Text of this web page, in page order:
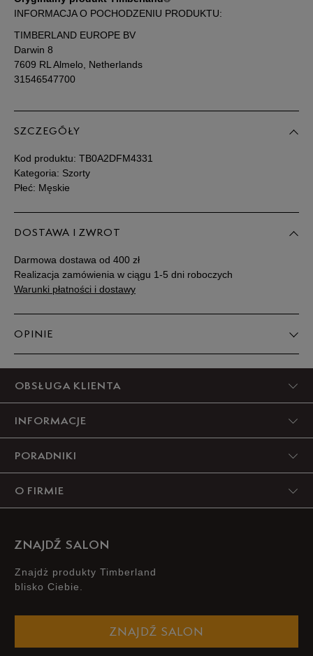
INFORMACJA O POCHODZENIU PRODUKTU:
TIMBERLAND EUROPE BV
Darwin 8
7609 RL Almelo, Netherlands
31546547700
SZCZEGÓŁY
Kod produktu: TB0A2DFM4331
Kategoria: Szorty
Płeć: Męskie
DOSTAWA I ZWROT
Darmowa dostawa od 400 zł
Realizacja zamówienia w ciągu 1-5 dni roboczych
Warunki płatności i dostawy
OPINIE
5
4
3
2
OBSŁUGA KLIENTA
INFORMACJE
PORADNIKI
O FIRMIE
ZNAJDŹ SALON
Znajdż produkty Timberland
blisko Ciebie.
ZNAJDŹ SALON